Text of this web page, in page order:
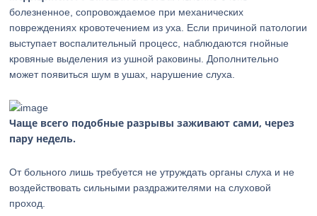
болезненное, сопровождаемое при механических
повреждениях кровотечением из уха. Если причиной патологии
выступает воспалительный процесс, наблюдаются гнойные
кровяные выделения из ушной раковины. Дополнительно
может появиться шум в ушах, нарушение слуха.
Чаще всего подобные разрывы заживают сами, через
пару недель.
От больного лишь требуется не утруждать органы слуха и не
воздействовать сильными раздражителями на слуховой
проход.